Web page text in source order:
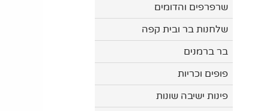
שרפרפים והדומים
שלחנות בר ובית קפה
בר ברמנים
פופים וכריות
פינות ישיבה שונות